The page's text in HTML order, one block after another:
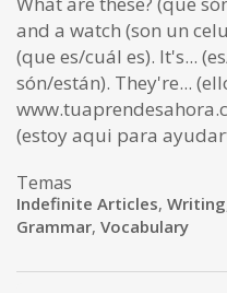
and a watch (son un
(que es/cuál es). It's...
són/están). They're...
(estoy aqui para
Temas
Indefinite Articles, Writing
Grammar, Vocabulary